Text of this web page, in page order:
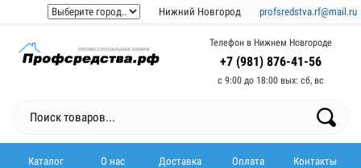
Нижний Новгород profsredstva.rf@mail.ru
Телефон в Нижнем Новгороде
+7 (981) 876-41-56
с 9:00 до 18:00 выx: сб, вс
Каталог О нас Доставка Оплата Контакты